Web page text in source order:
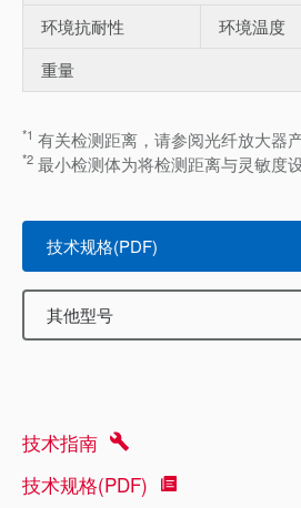
环境抗耐性 环境温度
重量
*1 有关检测距离，请参阅光纤放大器产
*2 最小检测体为将检测距离与灵敏度
技术规格(PDF)
其他型号
技术指南
技术规格(PDF)